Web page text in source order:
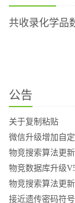
共收录化学品
公告
关于复制粘贴
微信升级增加自
物竞搜索算法更
物竞数据库升级
物竞搜索算法更
接近遗传密码符